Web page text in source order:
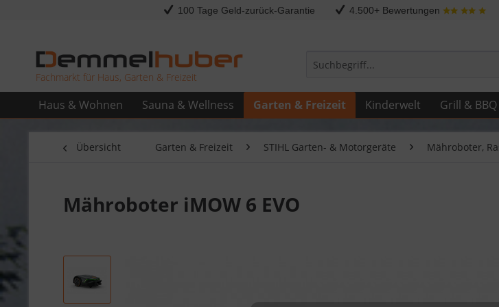
100 Tage Geld-zurück-Garantie 4.500+ Bewertungen
Fachmarkt für Haus, Garten & Freizeit
Haus & Wohnen Sauna & Wellness Garten & Freizeit Kinderwelt Grill & BBQ
Übersicht Garten & Freizeit STIHL Garten- & Motorgeräte Mähroboter,
Mähroboter iMOW 6 EVO